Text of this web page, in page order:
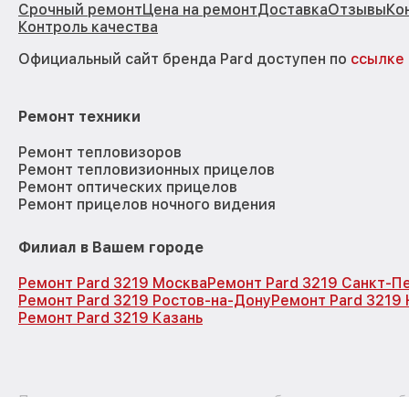
Срочный ремонтЦена на ремонтДоставкаОтзывы
Контроль качества
Официальный сайт бренда Pard доступен по ссылке
Ремонт техники
Ремонт тепловизоров
Ремонт тепловизионных прицелов
Ремонт оптических прицелов
Ремонт прицелов ночного видения
Филиал в Вашем городе
Ремонт Pard 3219 МоскваРемонт Pard 3219 Санкт-
Ремонт Pard 3219 Ростов-на-ДонуРемонт Pard
Ремонт Pard 3219 Казань